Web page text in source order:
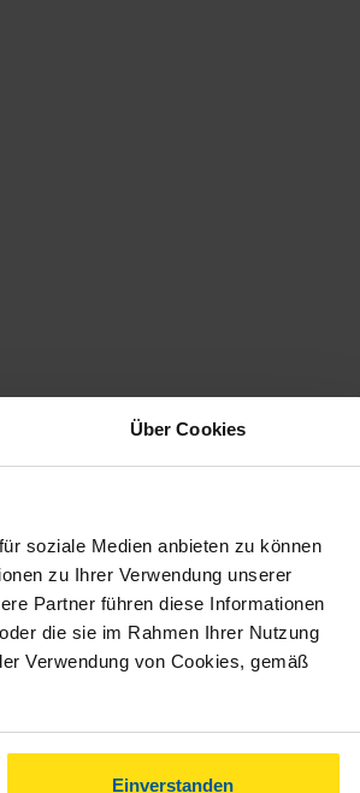
Über Cookies
soziale Medien anbieten zu können
zu Ihrer Verwendung unserer
Partner führen diese Informationen
die sie im Rahmen Ihrer Nutzung
Verwendung von Cookies, gemäß
Einverstanden